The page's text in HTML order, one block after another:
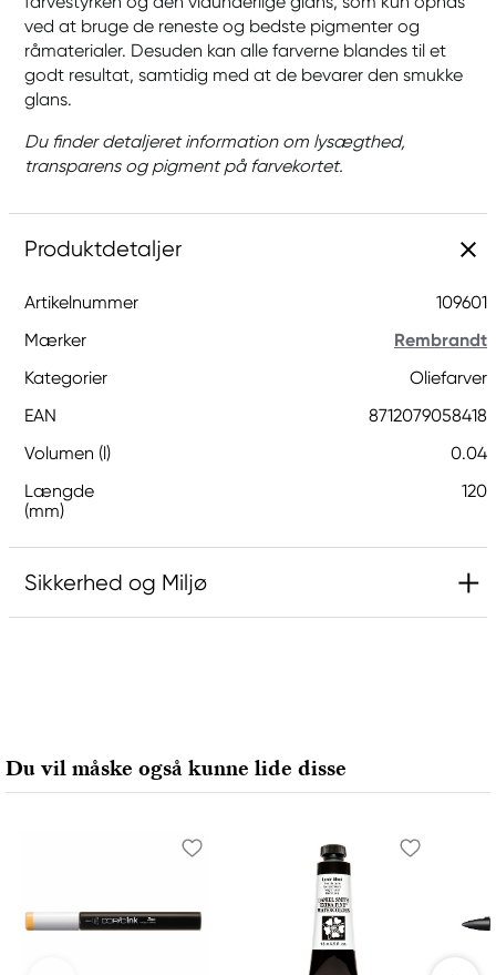
ved at bruge de reneste og bedste pigmenter og
råmaterialer. Desuden kan alle farverne blandes til et
godt resultat, samtidig med at de bevarer den smukke
glans.
Du finder detaljeret information om lysægthed,
transparens og pigment på farvekortet.
Produktdetaljer
Artikelnummer
109601
Mærker
Rembrandt
Kategorier
Oliefarver
EAN
8712079058418
Volumen (l)
0.04
Længde
(mm)
120
Sikkerhed og Miljø
Produktmærkning
Du vil måske også kunne lide disse